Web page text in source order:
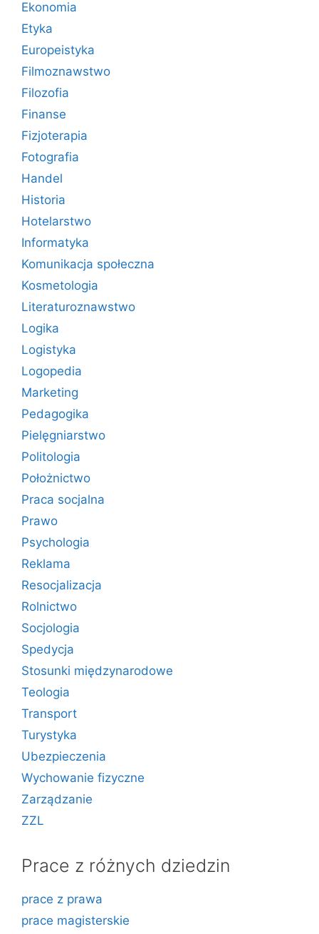
Ekonomia
Etyka
Europeistyka
Filmoznawstwo
Filozofia
Finanse
Fizjoterapia
Fotografia
Handel
Historia
Hotelarstwo
Informatyka
Komunikacja społeczna
Kosmetologia
Literaturoznawstwo
Logika
Logistyka
Logopedia
Marketing
Pedagogika
Pielęgniarstwo
Politologia
Położnictwo
Praca socjalna
Prawo
Psychologia
Reklama
Resocjalizacja
Rolnictwo
Socjologia
Spedycja
Stosunki międzynarodowe
Teologia
Transport
Turystyka
Ubezpieczenia
Wychowanie fizyczne
Zarządzanie
ZZL
Prace z różnych dziedzin
prace z prawa
prace magisterskie